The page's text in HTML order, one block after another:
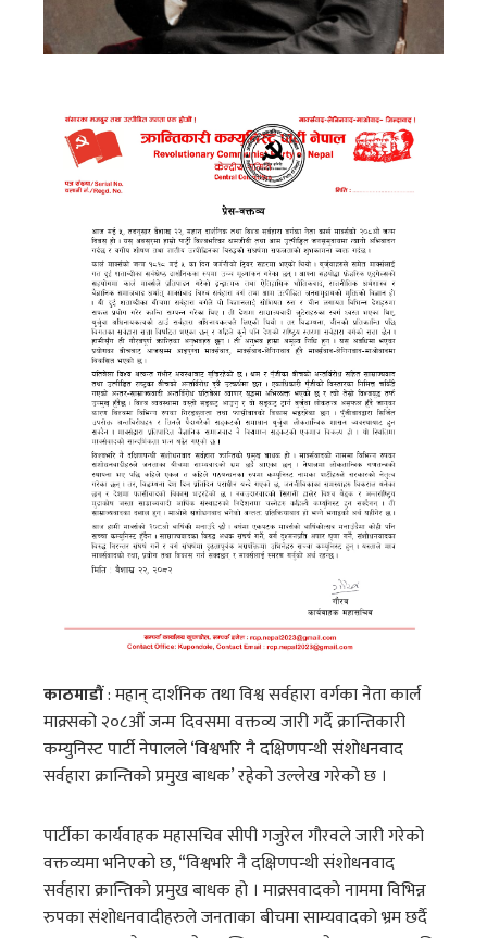
काठमाडौं: महान् दार्शनिक तथा विश्व सर्वहारा वर्गका नेता कार्ल
माक्र्सको २०८औं जन्म दिवसमा वक्तव्य जारी गर्दै क्रान्तिकारी
कम्युनिस्ट पार्टी नेपालले ‘विश्वभरि नै दक्षिणपन्थी संशोधनवाद
सर्वहारा क्रान्तिको प्रमुख बाधक’ रहेको उल्लेख गरेको छ ।
पार्टीका कार्यवाहक महासचिव सीपी गजुरेल गौरवले जारी गरेको
वक्तव्यमा भनिएको छ, “विश्वभरि नै दक्षिणपन्थी संशोधनवाद
सर्वहारा क्रान्तिको प्रमुख बाधक हो । माक्र्सवादको नाममा विभिन्न
रुपका संशोधनवादीहरुले जनताका बीचमा साम्यवादको भ्रम छर्दै